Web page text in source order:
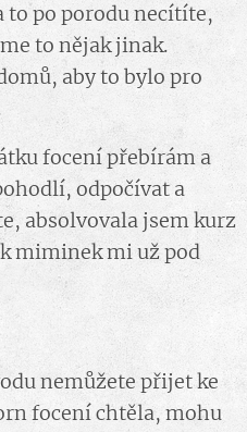
to po porodu necítíte,
to nějak jinak.
aby to bylo pro
focení přebírám a
odpočívat a
absolvovala jsem kurz
miminek mi už pod
nemůžete přijet ke
focení chtěla, mohu